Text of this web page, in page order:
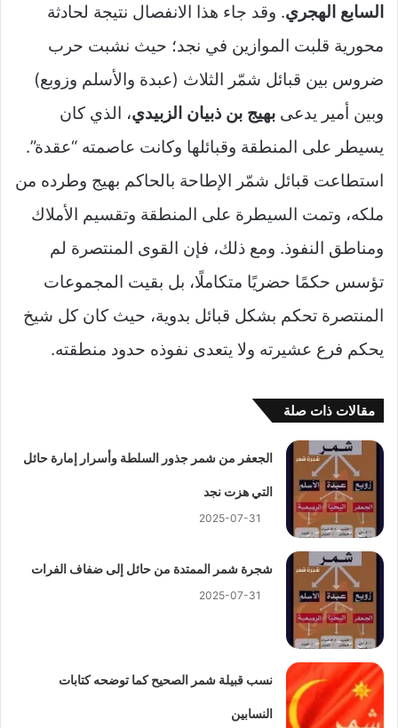
السابع الهجري. وقد جاء هذا الانفصال نتيجة لحادثة
محورية قلبت الموازين في نجد؛ حيث نشبت حرب
ضروس بين قبائل شمّر الثلاث (عبدة والأسلم وزوبع)
وبين أمير يدعى بهيج بن ذبيان الزبيدي، الذي كان
يسيطر على المنطقة وقبائلها وكانت عاصمته “عقدة”.
استطاعت قبائل شمّر الإطاحة بالحاكم بهيج وطرده من
ملكه، وتمت السيطرة على المنطقة وتقسيم الأملاك
ومناطق النفوذ. ومع ذلك، فإن القوى المنتصرة لم
تؤسس حكمًا حضريًا متكاملًا، بل بقيت المجموعات
المنتصرة تحكم بشكل قبائل بدوية، حيث كان كل شيخ
يحكم فرع عشيرته ولا يتعدى نفوذه حدود منطقته.
مقالات ذات صلة
الجعفر من شمر جذور السلطة وأسرار إمارة حائل
التي هزت نجد
2025-07-31
شجرة شمر الممتدة من حائل إلى ضفاف الفرات
2025-07-31
نسب قبيلة شمر الصحيح كما توضحه كتابات
النسابين